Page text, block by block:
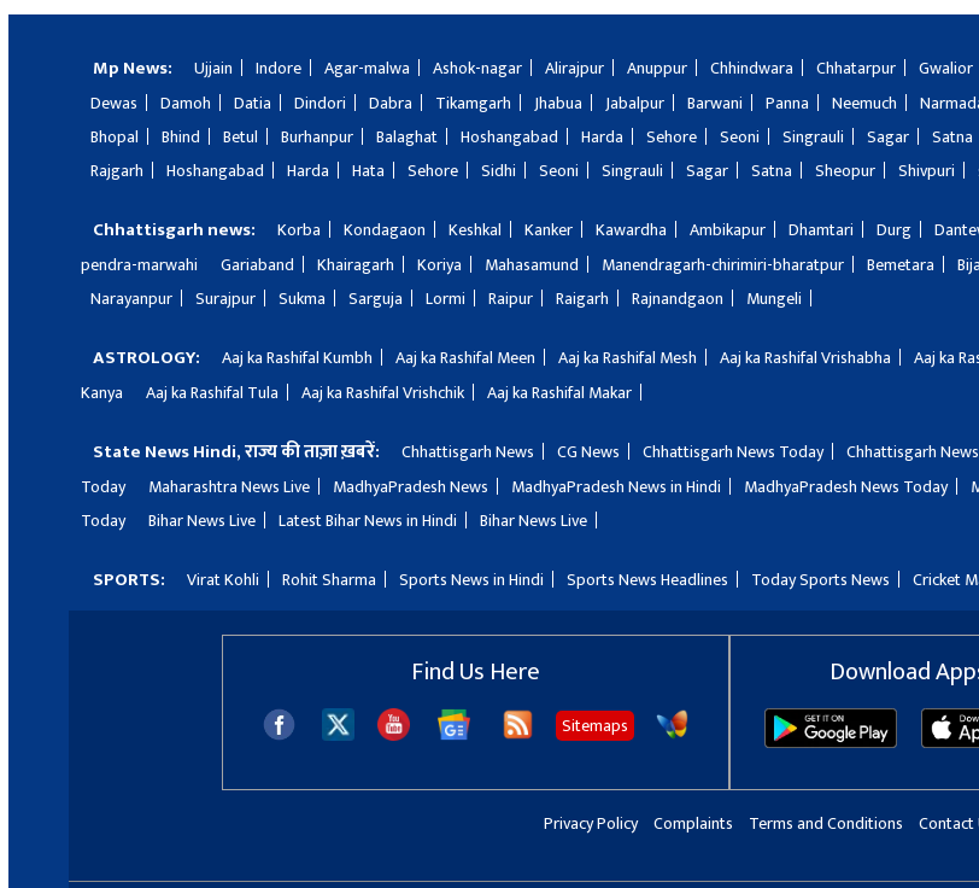
Mp News: Ujjain Indore Agar-malwa Ashok-nagar Alirajpur Anuppur Chhindwara Chhatarpur Gwalior
Dewas
Damoh Datia Dindori Dabra Tikamgarh Jhabua Jabalpur Barwani Panna Neemuch
Bhopal
Bhind Betul Burhanpur Balaghat Hoshangabad Harda Sehore Seoni Singrauli Sagar Satna
Rajgarh
Hoshangabad Harda Hata Sehore Sidhi Seoni Singrauli Sagar Satna Sheopur Shivpuri
Chhattisgarh news: Korba Kondagaon Keshkal Kanker Kawardha Ambikapur Dhamtari Durg
pendra-marwahi
Gariaband Khairagarh Koriya Mahasamund Manendragarh-chirimiri-bharatpur Bemetara
Narayanpur
Surajpur Sukma Sarguja Lormi Raipur Raigarh Rajnandgaon Mungeli
ASTROLOGY: Aaj ka Rashifal Kumbh Aaj ka Rashifal Meen Aaj ka Rashifal Mesh Aaj ka Rashifal Vrishabha Aaj ka
Kanya
Aaj ka Rashifal Tula Aaj ka Rashifal Vrishchik Aaj ka Rashifal Makar
State News Hindi, राज्य की ताज़ा ख़बरें: Chhattisgarh News CG News Chhattisgarh News Today Chhattisgarh
Today
Maharashtra News Live MadhyaPradesh News MadhyaPradesh News in Hindi MadhyaPradesh News Today
Today
Bihar News Live Latest Bihar News in Hindi Bihar News Live
SPORTS: Virat Kohli Rohit Sharma Sports News in Hindi Sports News Headlines Today Sports News Cricket
Find Us Here
Sitemaps
Download
Privacy Policy Complaints Terms and Conditions Contact